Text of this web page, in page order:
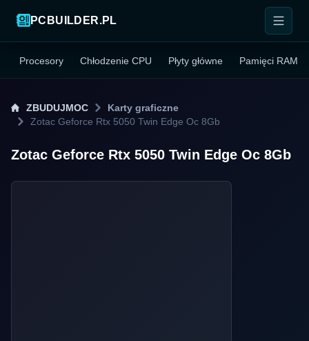
PCBUILDER.PL
Procesory Chłodzenie CPU Płyty główne Pamięci RAM
ZBUDUJMOC
Karty graficzne
Zotac Geforce Rtx 5050 Twin Edge Oc 8Gb
Zotac Geforce Rtx 5050 Twin Edge Oc 8Gb